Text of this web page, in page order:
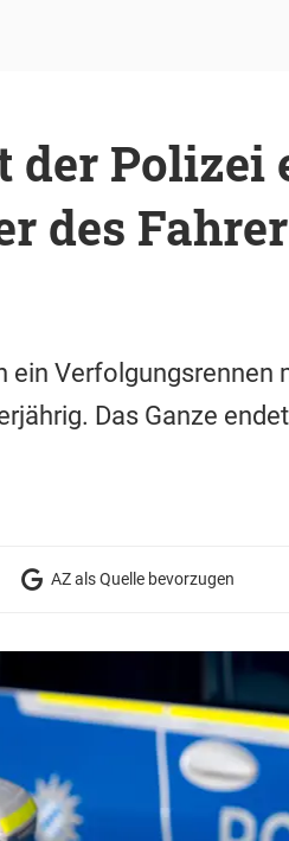
Polizei
des
Verfolgungsrennen
Das Ganze
AZ als Quelle bevorzugen